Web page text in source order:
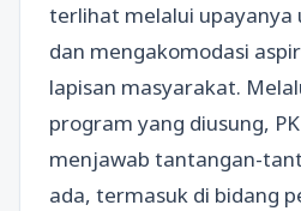
terlihat melalui upayanya
dan mengakomodasi
lapisan masyarakat.
program yang diusung,
menjawab tantangan-
ada, termasuk di bidang